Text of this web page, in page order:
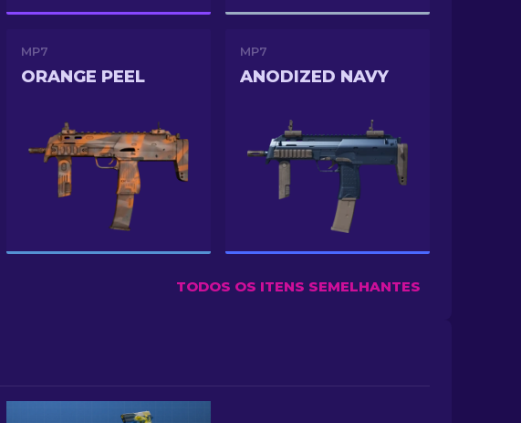
MP7
ORANGE PEEL
MP7
ANODIZED NAVY
TODOS OS ITENS SEMELHANTES